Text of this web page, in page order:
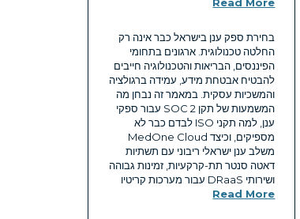
בחירת ספק ענן בישראל כבר אינה רק
החלטה טכנולוגית. ארגונים בתחומי
הפיננסים, הבריאות והטכנולוגיה חייבים
להבטיח אבטחת מידע, עמידה ברגולציה
והמשכיות עסקית. במאמר זה נבחן מה
המשמעות של תקן SOC 2 עבור ספקי
ענן, למה תקני ISO לבדם כבר לא
מספיקים, וכיצד MedOne Cloud
משלב ענן ישראלי ריבוני עם תשתיות
דאטה סנטר תת-קרקעיות, זמינות גבוהה
ושירותי DRaaS עבור מערכות קריטיו
Read More